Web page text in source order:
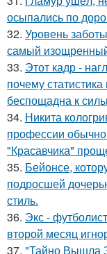
осыпались по
32. Уровень
самый изощренный
33. Этот кадр -
почему
беспощадна к
34. Никита
профессии
"Красавчика"
35. Бейонсе,
подросшей
стиль.
36. Экс -
второй месяц
37. "Тайно Вышла